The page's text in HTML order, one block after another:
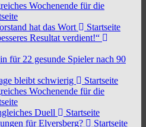
Wochenende für die
hat das Wort
Startseite
Resultat verdient!“
für 22 gesunde Spieler nach 90
bleibt schwierig
Startseite
Wochenende für die
Duell
Startseite
für Elversberg?
Startseite